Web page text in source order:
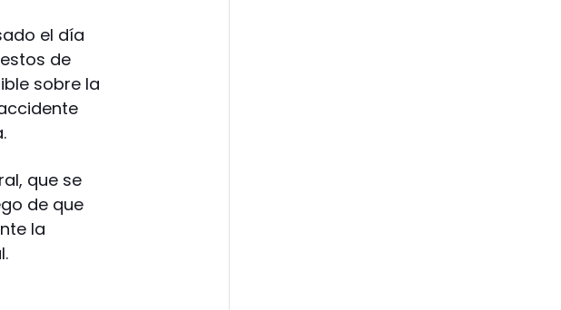
el día
de
sobre la
que se
de que
la